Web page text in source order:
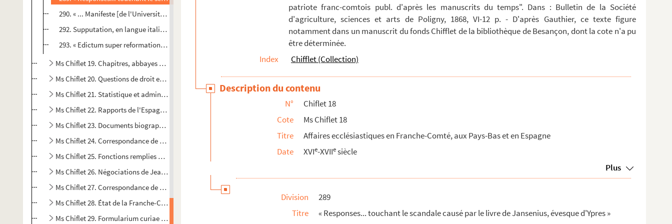
290. « ... Manifeste [de l'Université de Douai] au sujet de l'édition d'un livre de... Servatus Lupus... ...
292. Supputation, en langue italienne, sur les chances des candidats à la succession du pape Paul V (1621...
293. « Edictum super reformatione cleri urbis.. Romae... XXX mensis octobris 1566... »
Ms Chiflet 19. Chapitres, abbayes et prieurés de Franche-Comté
Ms Chiflet 20. Questions de droit ecclésiastique : recueil de pièces formé par Jean-Jacques Chiflet
Ms Chiflet 21. Statistique et administration du diocèse de Besançon : documents recueillis par Jules Chiflet
Ms Chiflet 22. Rapports de l'Espagne avec le Saint-Siège au XVI
siècle
Ms Chiflet 23. Documents biographiques sur les Chiflet
Ms Chiflet 24. Correspondance de Jean-Jacques et de Philippe Chiflet avec les héritiers de la maison de Granvelle, ...
Ms Chiflet 25. Fonctions remplies par Jean-Jacques, Philippe et Jules Chiflet à Bruxelles et à Madrid
Ms Chiflet 26. Négociations de Jean-Jacques Chiflet à Bruxelles comme mandataire de la municipalité souveraine de B...
Ms Chiflet 27. Correspondance de Jules Chiflet
Ms Chiflet 28. État de la Franche-Comté pendant la seconde moitié du XVI
esiècle et la première du XVII
Ms Chiflet 29. Formularium curiae archiepiscopalis Bisuntinae
patriote franc-comtois publ. d'après les manuscrits du temps". Dans : Bulletin de la Société
d'agriculture, sciences et arts de Poligny, 1868, VI-12 p. - D'après Gauthier, ce texte figure
notamment dans un manuscrit du fonds Chifflet de la bibliothèque de Besançon, dont la cote n'a pu
être déterminée.
Index
Chifflet (Collection)
Description du contenu
N°
Chiflet 18
Cote
Ms Chiflet 18
Titre
Affaires ecclésiastiques en Franche-Comté, aux Pays-Bas et en Espagne
Date
XVIe-XVIIesiècle
Plus
Division
289
Titre
« Responses... touchant le scandale causé par le livre de Jansenius, évesque d'Ypres »